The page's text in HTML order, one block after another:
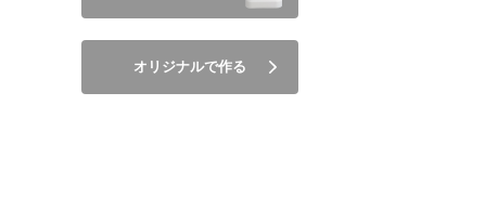
オリジナルで作る